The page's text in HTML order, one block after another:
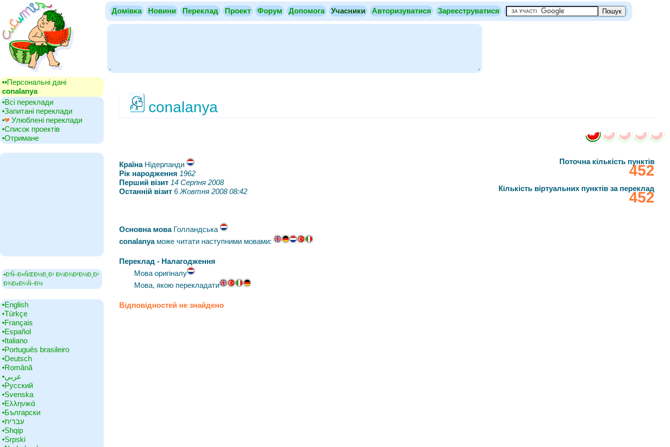
Домівка Новини Переклад Проект Форум Допомога Учасники Авторизуватися Зареєструватися
.
.
▪▪‎Персональні дані
conalanya
•‎Всі переклади
•‎Запитані переклади
•‎
Улюблені переклади
•‎Список проектів
•‎Отримане
▪Ð’Ñ–Ð»ÑŒÐ½Ð¸Ð¹ Ð¼Ð¾Ð²Ð½Ð¸Ð¹
Ð¾Ð±Ð¼Ñ–Ð½
•‎English
•‎Türkçe
•‎Français
•‎Español
•‎Italiano
•‎Português brasileiro
•‎Deutsch
•‎Română
•‎عربي
•‎Русский
•‎Svenska
•‎Ελληνικά
•‎Български
•‎עברית
•‎Shqip
•‎Srpski
conalanya
Країна‎Нідерланди
Рік народження 1962
Перший візит 14 Серпня 2008
Останній візит 6 Жовтня 2008 08:42
Поточна кількість пунктів
‎452
Кількість віртуальних пунктів за переклад
‎452
Основна мова‎Голландська
conalanyaможе читати наступними мовами:
Переклад - Налагодження
Мова оригіналу
Мова, якою перекладати
Відповідностей не знайдено